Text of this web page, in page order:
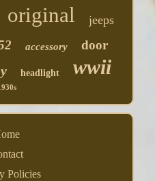
original jeeps
accessory door
headlight wwii
Policies